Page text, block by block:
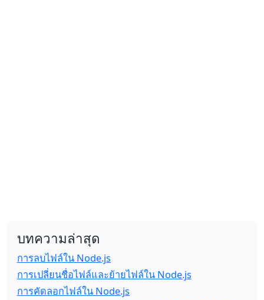
บทความล่าสุด
การลบไฟล์ใน Node.js
การเปลี่ยนชื่อไฟล์และย้ายไฟล์ใน Node.js
การคัดลอกไฟล์ใน Node.js